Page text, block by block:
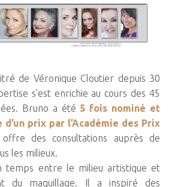
de Véronique Cloutier depuis 30
s’est enrichie au cours des 45
Bruno a été 5 fois nominé et
prix par l’Académie des Prix
des consultations auprès de
les milieux.
temps entre le milieu artistique et
du maquillage. Il a inspiré des